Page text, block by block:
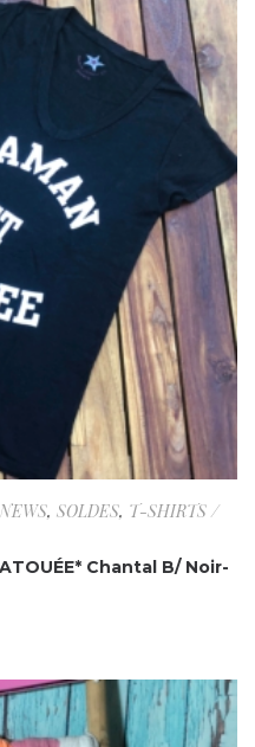
NEWS, SOLDES, T-SHIRTS /
Chantal B/ Noir-